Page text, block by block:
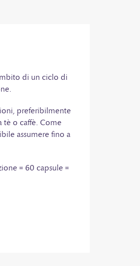
di un ciclo di
preferibilmente
tè o caffè. Come
assumere fino a
= 60 capsule =